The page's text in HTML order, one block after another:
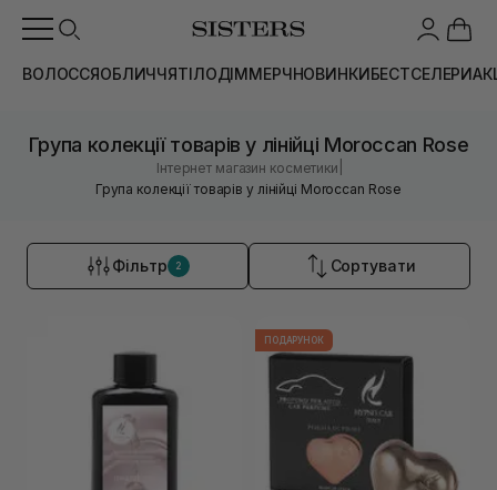
ВОЛОССЯОБЛИЧЧЯТІЛОДІММЕРЧНОВИНКИБЕСТСЕЛЕРИ
Група колекції товарів у лінійці Moroccan Rose
Інтернет магазин косметики
Група колекції товарів у лінійці Moroccan Rose
Фільтр 2 Сортувати
ПОДАРУНОК